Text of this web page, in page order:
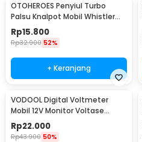
OTOHEROES Penyiul Turbo
Palsu Knalpot Mobil Whistler
1000-2400cc L - TUR007
Rp15.800
Rp32.900 52%
+ Keranjang
VODOOL Digital Voltmeter
Mobil 12V Monitor Voltase
Baterai LED Display - QY836
Rp22.000
Rp43.900 50%